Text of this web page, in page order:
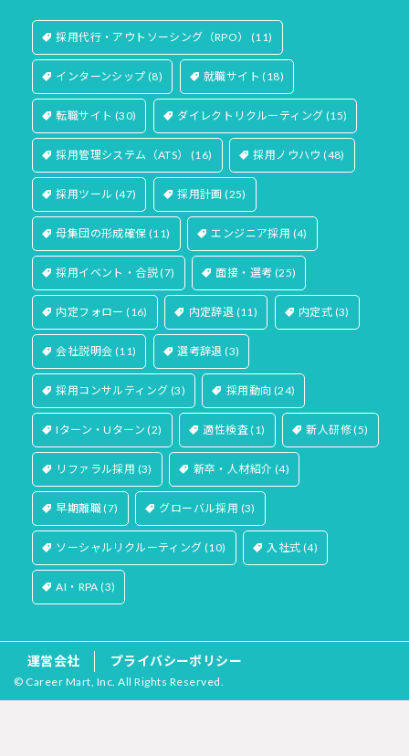
採用代行・アウトソーシング（RPO） (11)
インターンシップ (8) 就職サイト (18)
転職サイト (30) ダイレクトリクルーティング (15)
採用管理システム（ATS） (16) 採用ノウハウ (48)
採用ツール (47) 採用計画 (25)
母集団の形成確保 (11) エンジニア採用 (4)
採用イベント・合説(7) 面接・選考 (25)
内定フォロー (16) 内定辞退 (11) 内定式 (3)
会社説明会 (11) 選考辞退 (3)
採用コンサルティング (3) 採用動向 (24)
Iターン・Uターン (2) 適性検査(1) 新人研修(5)
リファラル採用 (3) 新卒・人材紹介 (4)
早期離職(7) グローバル採用 (3)
ソーシャルリクルーティング (10) 入社式 (4)
AI・RPA (3)
運営会社 プライバシーポリシー
© Career Mart, Inc. All Rights Reserved.